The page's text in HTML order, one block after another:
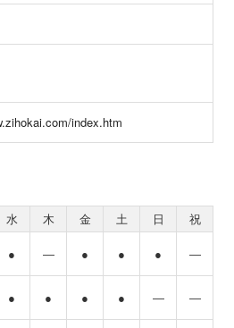
index.htm
水 木 金 土 日
祝
● ― ● ● ● ―
● ● ● ● ― ―